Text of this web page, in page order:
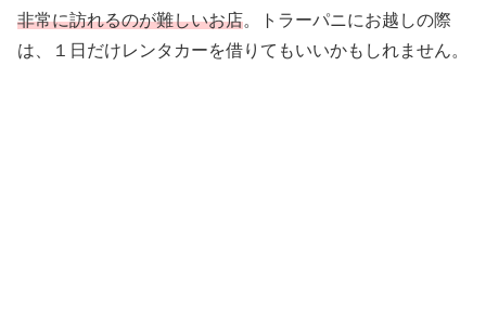
非常に訪れるのが難しいお店。トラーパニにお越しの際
は、１日だけレンタカーを借りてもいいかもしれません。